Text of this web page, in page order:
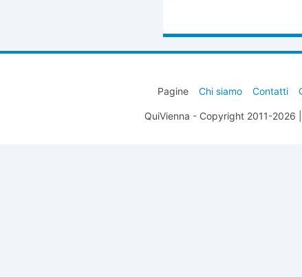
Pagine
Chi siamo Contatti
QuiVienna - Copyright 2011-2026 |